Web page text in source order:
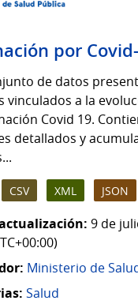
por
de datos
vinculados a la
Covid 19.
detallados y
CSV XML JSON
9 de
Ministerio de
Salud